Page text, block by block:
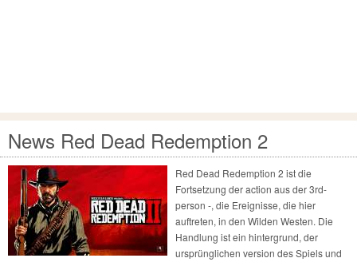
News Red Dead Redemption 2
Red Dead Redemption 2 ist die
Fortsetzung der action aus der 3rd-
person -, die Ereignisse, die hier
auftreten, in den Wilden Westen. Die
Handlung ist ein hintergrund, der
ursprünglichen version des Spiels und